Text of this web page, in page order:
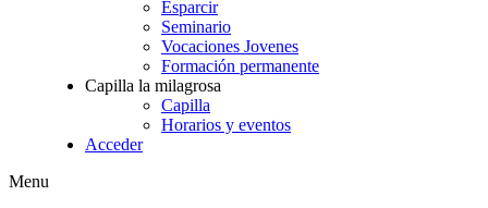
Esparcir
Seminario
Vocaciones Jovenes
Formación permanente
Capilla la milagrosa
Capilla
Horarios y eventos
Acceder
Menu